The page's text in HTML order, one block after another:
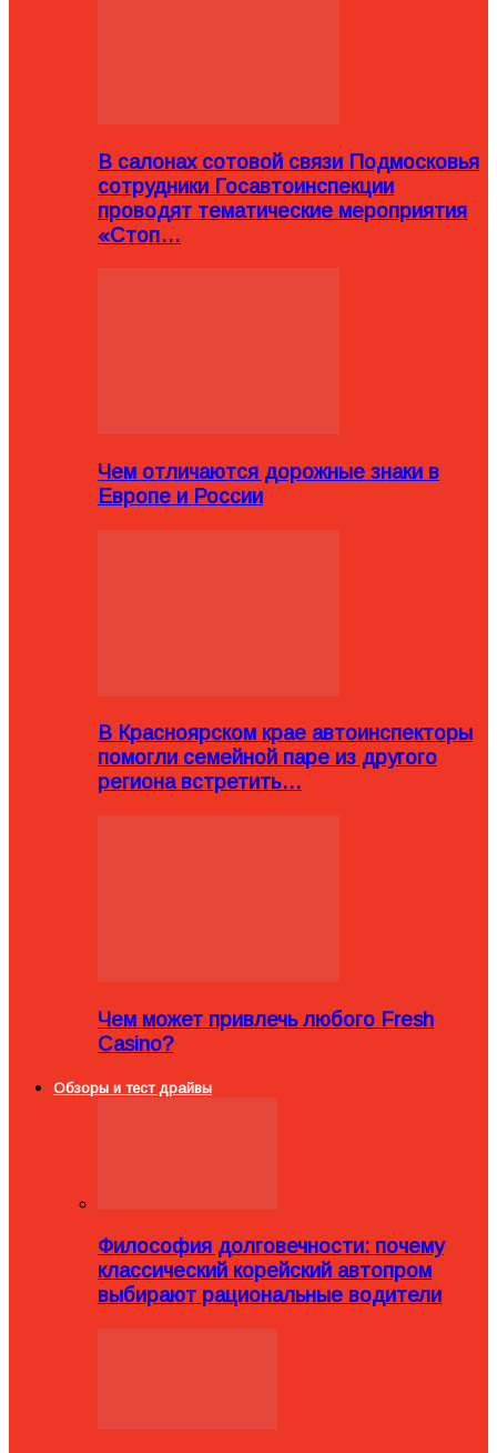
В салонах сотовой связи Подмосковья
сотрудники Госавтоинспекции
проводят тематические мероприятия
«Стоп…
Чем отличаются дорожные знаки в
Европе и России
В Красноярском крае автоинспекторы
помогли семейной паре из другого
региона встретить…
Чем может привлечь любого Fresh
Casino?
Обзоры и тест драйвы
Философия долговечности: почему
классический корейский автопром
выбирают рациональные водители